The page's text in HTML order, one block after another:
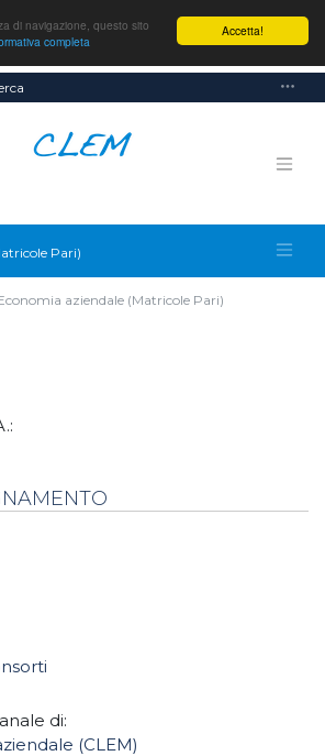
Accetta!
di navigazione, questo sito
completa
Pari)
aziendale (Matricole Pari)
di:
(CLEM)